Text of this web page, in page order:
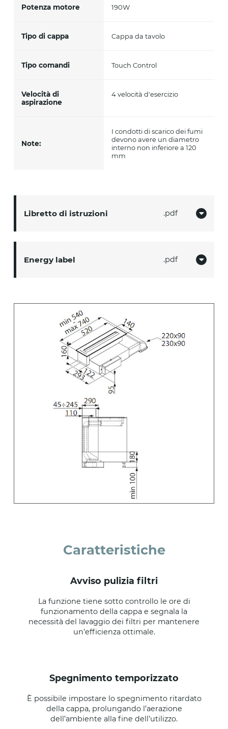
Libretto di istruzioni pdf
Energy label pdf
Potenza motore 190W
Tipo di cappa Cappa da tavolo
Tipo comandi Touch Control
Velocità di
aspirazione
4 velocità d'esercizio
Note:
I condotti di scarico dei fumi
devono avere un diametro
interno non inferiore a 120
mm
Caratteristiche
avviso pulizia filtri
La funzione tiene sotto controllo le ore di
funzionamento della cappa e segnala la
necessità del lavaggio dei filtri per mantenere
un’efficienza ottimale.
spegnimento temporizzato
È possibile impostare lo spegnimento ritardato
della cappa, prolungando l’aerazione
dell’ambiente alla fine dell’utilizzo.